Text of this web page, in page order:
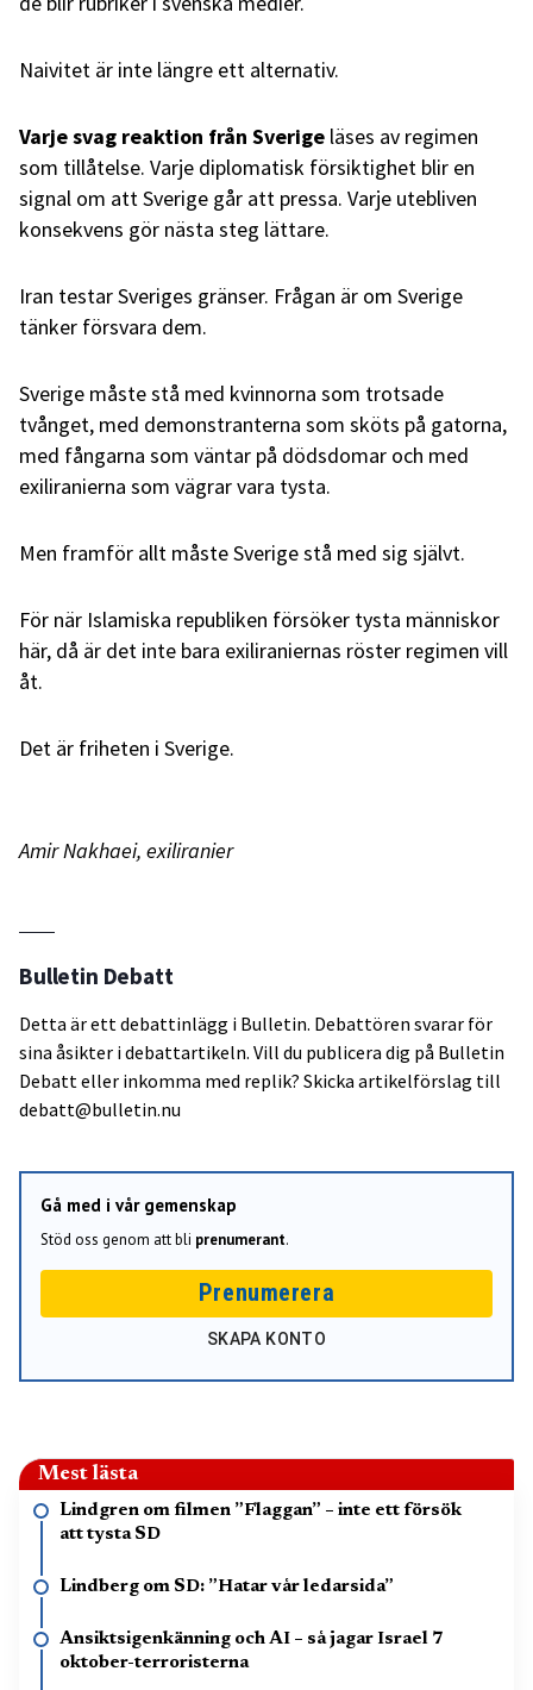
Naivitet är inte längre ett alternativ.
Varje svag reaktion från Sverige läses av regimen
som tillåtelse. Varje diplomatisk försiktighet blir en
signal om att Sverige går att pressa. Varje utebliven
konsekvens gör nästa steg lättare.
Iran testar Sveriges gränser. Frågan är om Sverige
tänker försvara dem.
Sverige måste stå med kvinnorna som trotsade
tvånget, med demonstranterna som sköts på gatorna,
med fångarna som väntar på dödsdomar och med
exiliranierna som vägrar vara tysta.
Men framför allt måste Sverige stå med sig självt.
För när Islamiska republiken försöker tysta människor
här, då är det inte bara exiliraniernas röster regimen vill
åt.
Det är friheten i Sverige.
Amir Nakhaei, exiliranier
Bulletin Debatt
Detta är ett debattinlägg i Bulletin. Debattören svarar för
sina åsikter i debattartikeln. Vill du publicera dig på Bulletin
Debatt eller inkomma med replik? Skicka artikelförslag till
debatt@bulletin.nu
Gå med i vår gemenskap
Stöd oss genom att bli prenumerant.
Prenumerera
SKAPA KONTO
Mest lästa
Lindgren om filmen ”Flaggan” – inte ett försök
att tysta SD
Lindberg om SD: ”Hatar vår ledarsida”
Ansiktsigenkänning och AI – så jagar Israel 7
oktober-terroristerna